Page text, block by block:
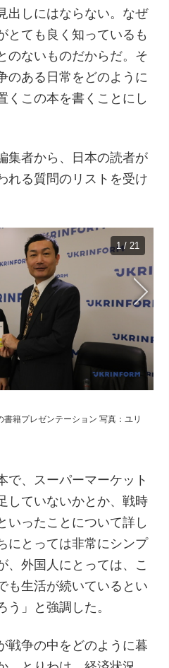
出しにはならない。なぜ
とても良く知っているも
のないものだからだ。そ
のある日常をどのように
くこの本を書くことにし
集者から、日本の読者が
れる質問のリストを受け
1 / 21
籍プレゼンテーション 写真：ユリ
で、スーパーマーケット
していないかとか、戦時
いったことについて詳し
にとっては非常にシンプ
、外国人にとっては、こ
も生活が続いているとい
う」と強調した。
戦争の中をどのように暮